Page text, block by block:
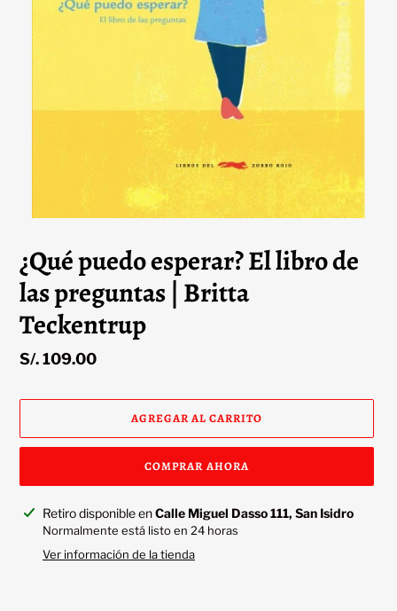
¿Qué puedo esperar? El libro de
las preguntas | Britta
Teckentrup
Precio
S/. 109.00
AGREGAR AL CARRITO
COMPRAR AHORA
Agregando
producto
Retiro disponible enCalle Miguel Dasso 111, San Isidro
Normalmente está listo en 24 horas
Ver información de la tienda